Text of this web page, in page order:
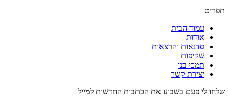
תפריט
עמוד הבית
אודות
סדנאות והרצאות
שקיפות
תמכי בנו
יצירת קשר
שלחו לי פעם בשבוע את הכתבות החדשות למייל